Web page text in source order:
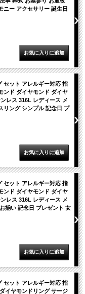
ニー アクセサリー 誕生日
セット アレルギー対応 指
ンド ダイヤモンド ダイヤ
レス 316L レディース メ
リング シンプル 記念日 プ
セット アレルギー対応 指
ンド ダイヤモンド ダイヤ
レス 316L レディース メ
揃い 記念日 プレゼント 女
セット アレルギー対応 指
イヤモンドリング サージ